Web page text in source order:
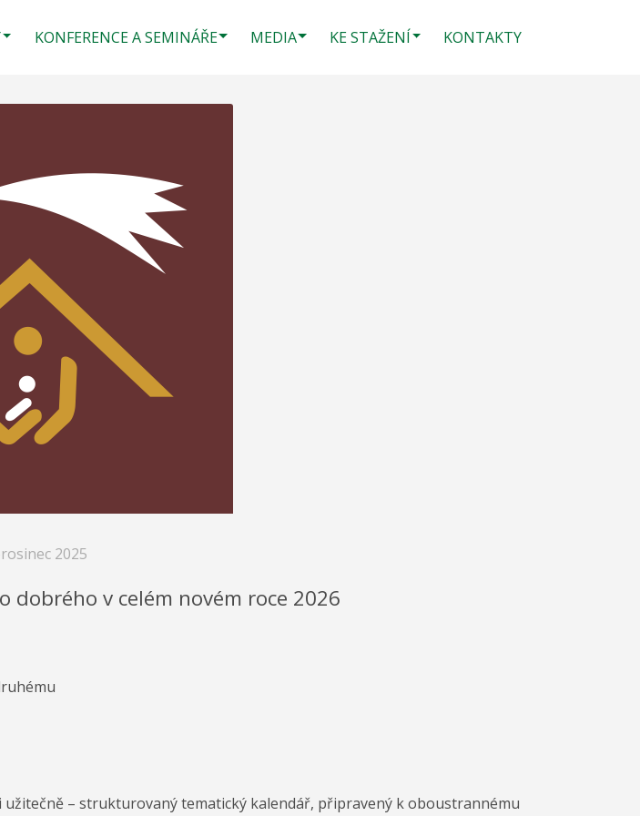
KONFERENCE A SEMINÁŘE MEDIA KE STAŽENÍ KONTAKTY
2025
dobrého v celém novém roce 2026
– strukturovaný tematický kalendář, připravený k oboustrannému